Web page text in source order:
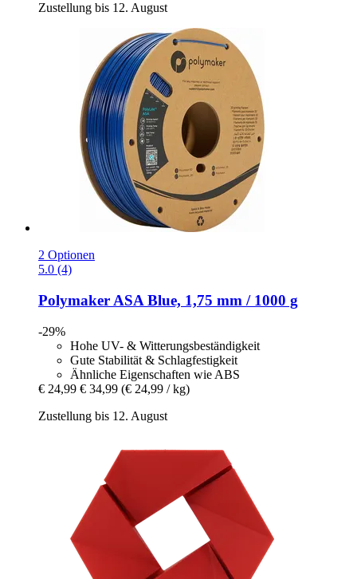
Zustellung bis 12. August
2 Optionen
5.0 (4)
Polymaker ASA Blue, 1,75 mm / 1000 g
-29%
Hohe UV- & Witterungsbeständigkeit
Gute Stabilität & Schlagfestigkeit
Ähnliche Eigenschaften wie ABS
€ 24,99 € 34,99 (€ 24,99 / kg)
Zustellung bis 12. August